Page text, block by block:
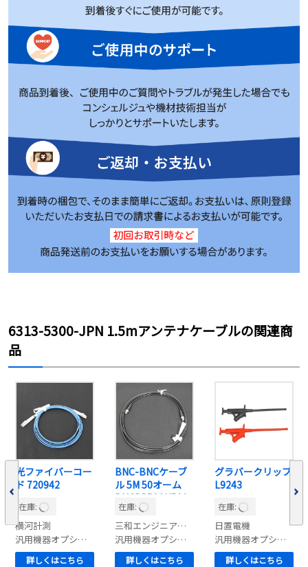
6313-5300-JPN 1.5mアンテナケーブルの関連商
品
光ファイバーコー
ド 720942
在庫:
横河計測
汎用機器オプション
詳しくはこちら
BNC-BNCケーブ
ル 5M 50オーム
BNCPP58AU500
W-SAN
在庫:
三和エンジニアリング
汎用機器オプション
詳しくはこちら
グラバークリップ
L9243
在庫:
日置電機
汎用機器オプション
詳しくはこちら